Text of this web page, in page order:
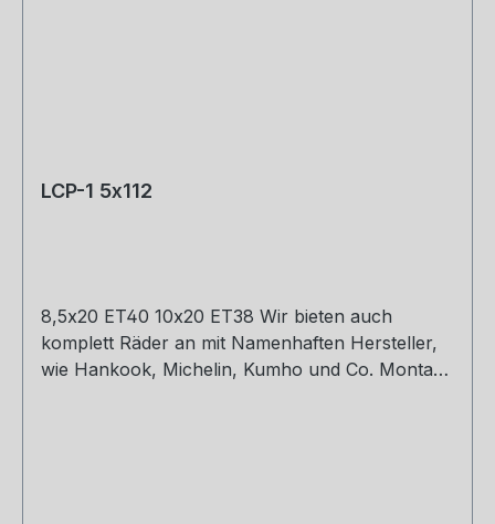
LCP-1 5x112
8,5x20 ET40 10x20 ET38 Wir bieten auch
komplett Räder an mit Namenhaften Hersteller,
wie Hankook, Michelin, Kumho und Co. Montage